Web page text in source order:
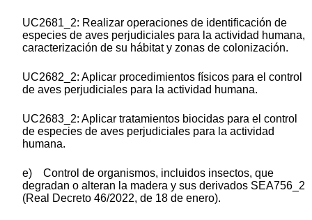
UC2681_2: Realizar operaciones de identificación de
especies de aves perjudiciales para la actividad humana,
caracterización de su hábitat y zonas de colonización.
UC2682_2: Aplicar procedimientos físicos para el control
de aves perjudiciales para la actividad humana.
UC2683_2: Aplicar tratamientos biocidas para el control
de especies de aves perjudiciales para la actividad
humana.
e) Control de organismos, incluidos insectos, que
degradan o alteran la madera y sus derivados SEA756_2
(Real Decreto 46/2022, de 18 de enero).